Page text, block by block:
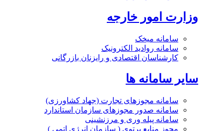
وزارت امور خارجه
سامانه میخک
سامانه روادید الکترونیک
کارشناسان اقتصادی و رایزنان بازرگانی
سایر سامانه ها
سامانه مجوزهای تجارت (جهاد کشاورزی)
سامانه صدور مجوزهای سازمان استاندارد
سامانه پیله وری و مرزنشینی
مجوز منابع پرتوی ( سازمان انرژی اتمی )